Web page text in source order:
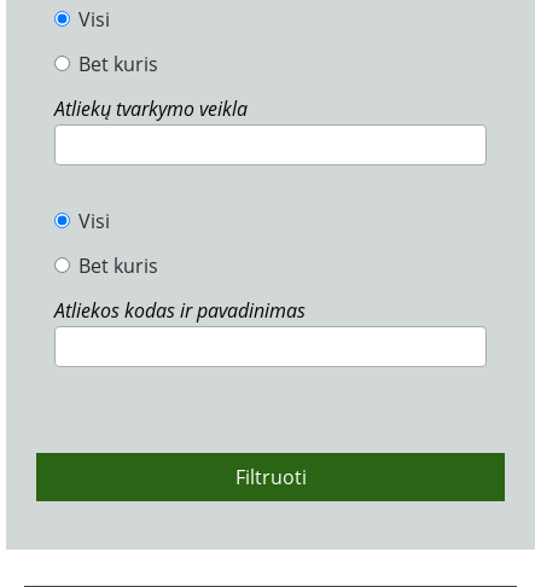
Visi
Bet kuris
Atliekų tvarkymo veikla
Visi
Bet kuris
Atliekos kodas ir pavadinimas
Filtruoti